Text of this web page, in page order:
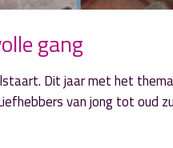
gang
Dit jaar met het
van jong tot oud